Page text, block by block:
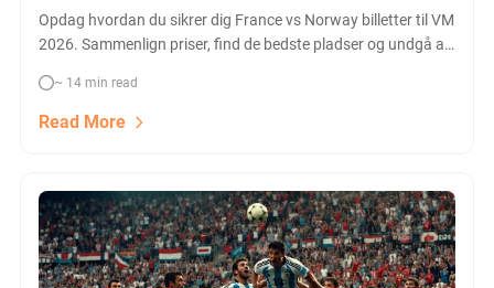
Opdag hvordan du sikrer dig France vs Norway billetter til VM
2026. Sammenlign priser, find de bedste pladser og undgå at
~ 14 min read
Read More